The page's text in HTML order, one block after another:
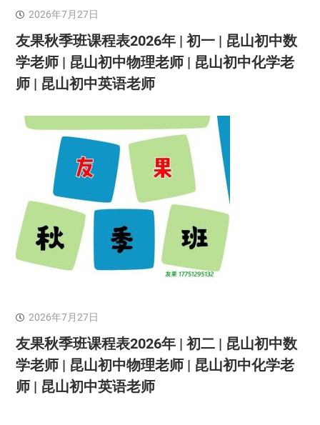
2026年7月27日
友果秋季班课程表2026年 | 初一 | 昆山初中数
学老师 | 昆山初中物理老师 | 昆山初中化学老
师 | 昆山初中英语老师
2026年7月27日
友果秋季班课程表2026年 | 初二 | 昆山初中数
学老师 | 昆山初中物理老师 | 昆山初中化学老
师 | 昆山初中英语老师